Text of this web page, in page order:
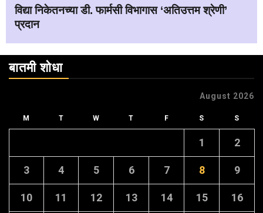
विद्या निकेतनच्या डी. फार्मसी विभागास ‘अतिउत्तम श्रेणी’
प्रदान
बातमी शोधा
August 2026
M T W T F S S
1 2
3 4 5 6 7 8 9
10 11 12 13 14 15 16